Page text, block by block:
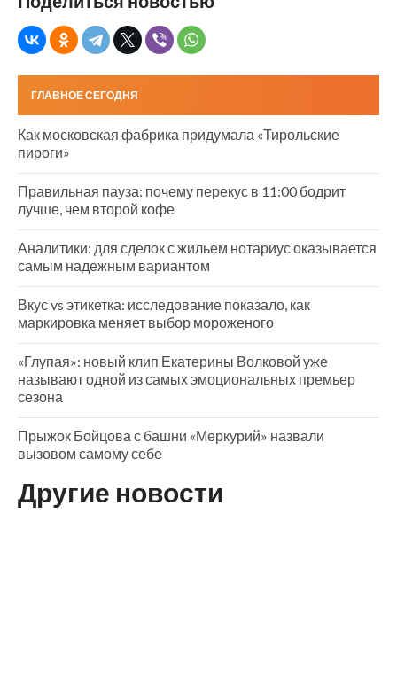
ГЛАВНОЕ СЕГОДНЯ
Как московская фабрика придумала «Тирольские
пироги»
Правильная пауза: почему перекус в 11:00 бодрит
лучше, чем второй кофе
Аналитики: для сделок с жильем нотариус оказывается
самым надежным вариантом
Вкус vs этикетка: исследование показало, как
маркировка меняет выбор мороженого
«Глупая»: новый клип Екатерины Волковой уже
называют одной из самых эмоциональных премьер
сезона
Прыжок Бойцова с башни «Меркурий» назвали
вызовом самому себе
Другие новости